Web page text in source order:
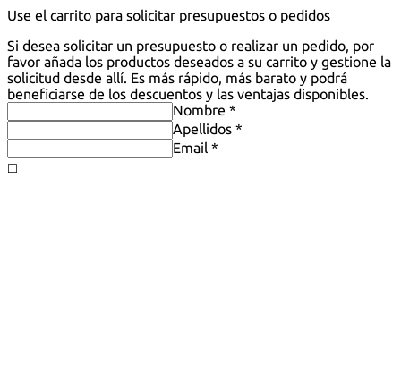
Use el carrito para solicitar presupuestos o pedidos
Si desea solicitar un presupuesto o realizar un pedido, por
favor añada los productos deseados a su carrito y gestione la
solicitud desde allí. Es más rápido, más barato y podrá
beneficiarse de los descuentos y las ventajas disponibles.
Nombre *
Apellidos *
Email *
◻️